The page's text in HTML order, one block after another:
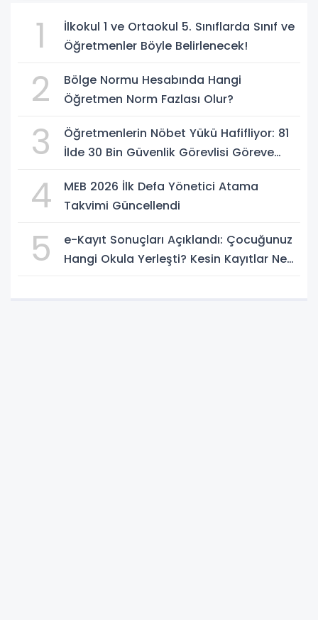
1
İlkokul 1 ve Ortaokul 5. Sınıflarda Sınıf ve
Öğretmenler Böyle Belirlenecek!
2
Bölge Normu Hesabında Hangi
Öğretmen Norm Fazlası Olur?
3
Öğretmenlerin Nöbet Yükü Hafifliyor: 81
İlde 30 Bin Güvenlik Görevlisi Göreve
4
MEB 2026 İlk Defa Yönetici Atama
Takvimi Güncellendi
5
e-Kayıt Sonuçları Açıklandı: Çocuğunuz
Hangi Okula Yerleşti? Kesin Kayıtlar Ne